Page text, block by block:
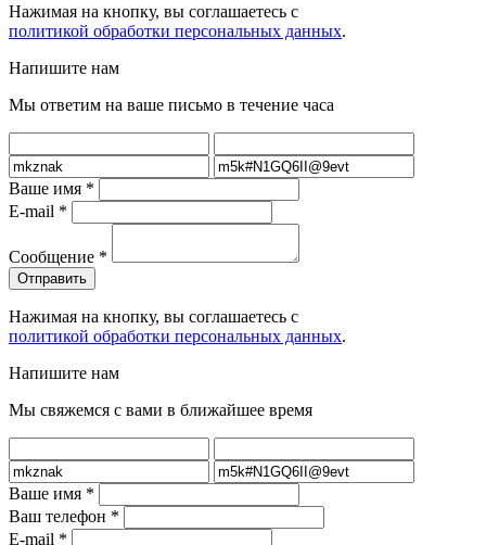
Нажимая на кнопку, вы соглашаетесь с
политикой обработки персональных данных.
Напишите нам
Мы ответим на ваше письмо в течение часа
Ваше имя *
E-mail *
Сообщение *
Нажимая на кнопку, вы соглашаетесь с
политикой обработки персональных данных.
Напишите нам
Мы свяжемся с вами в ближайшее время
Ваше имя *
Ваш телефон *
E-mail *